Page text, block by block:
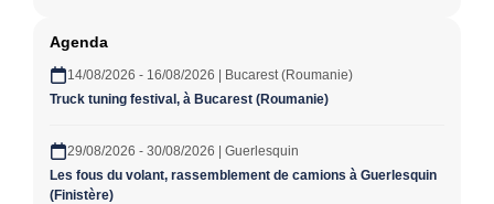
Agenda
14/08/2026 - 16/08/2026 | Bucarest (Roumanie)
Truck tuning festival, à Bucarest (Roumanie)
29/08/2026 - 30/08/2026 | Guerlesquin
Les fous du volant, rassemblement de camions à Guerlesquin
(Finistère)